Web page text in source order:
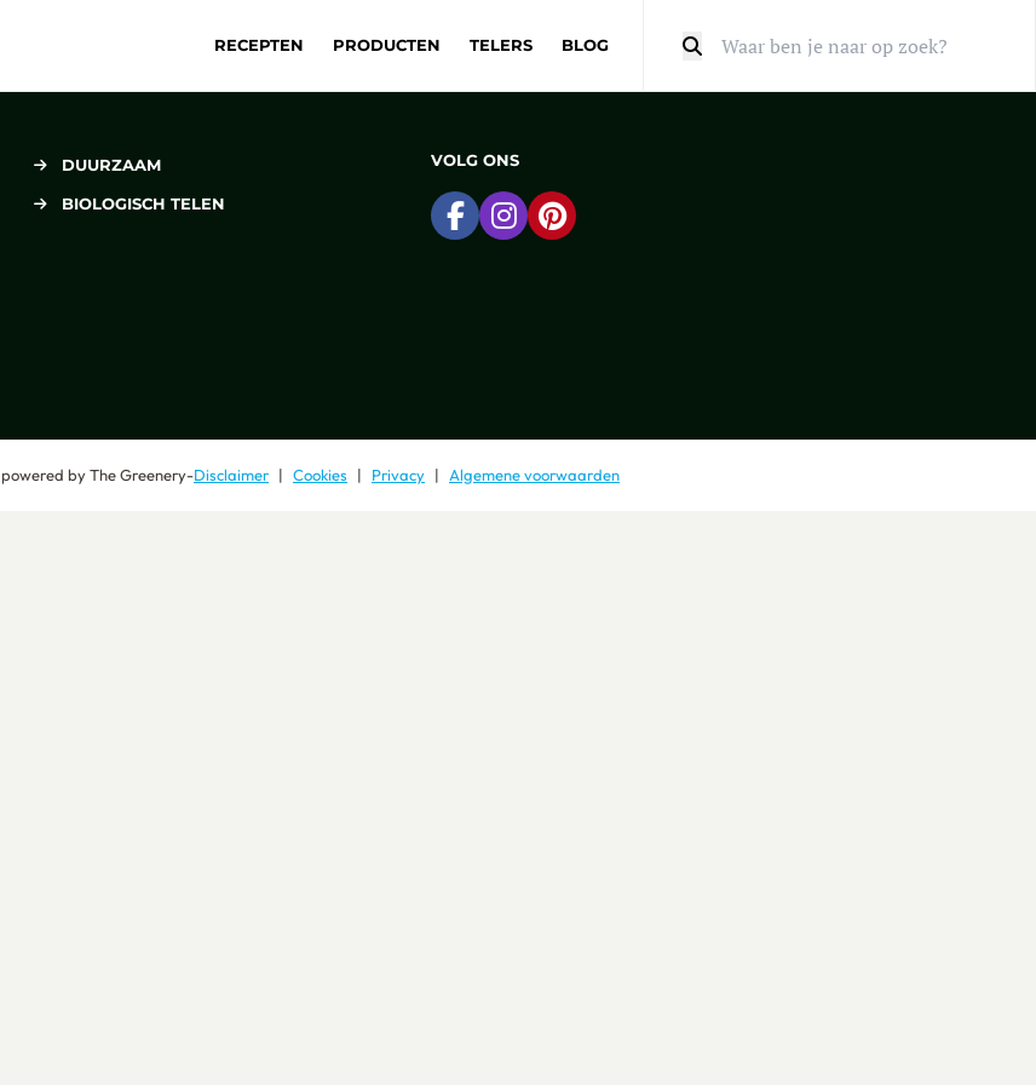
RECEPTEN PRODUCTEN TELERS BLOG
DUURZAAM
BIOLOGISCH TELEN
VOLG ONS
Ga naar Facebook
Ga naar Instagram
Ga naar Pinterest
powered byThe Greenery-Disclaimer Cookies Privacy Algemene voorwaarden